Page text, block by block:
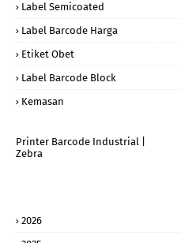
Label Semicoated
Label Barcode Harga
Etiket Obet
Label Barcode Block
Kemasan
Printer Barcode Industrial |
Zebra
2026